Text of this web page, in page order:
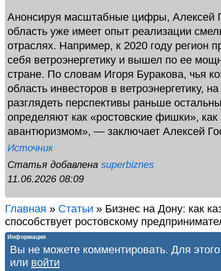
Анонсируя масштабные цифры, Алексей
область уже имеет опыт реализации
отраслях. Например, к 2020 году регион
себя ветроэнергетику и вышел по ее
стране. По словам Игоря Буракова, чья
область инвесторов в ветроэнергетику,
разглядеть перспективы раньше
определяют как «ростовские фишки»,
авантюризмом», — заключает Алексей
Источник
Статья добавлена superbiznes
11.06.2026 08:09
Главная » Статьи » Бизнес на Дону: как
способствует ростовскому
Информация
Вы не можете комментировать. Для
или войти